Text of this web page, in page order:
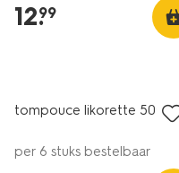
12.
99
tompouce likorette 500ml
per 6 stuks bestelbaar